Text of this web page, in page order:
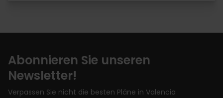
Abonnieren Sie unseren
Newsletter!
Verpassen Sie nicht die besten Pläne in Valencia